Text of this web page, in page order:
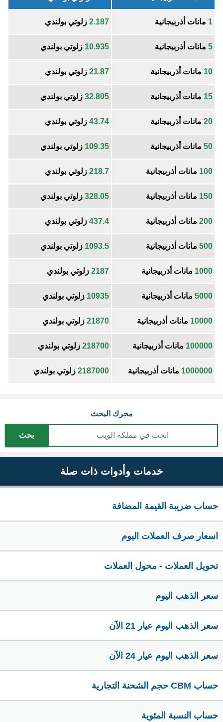
1 مانات أذربيجانية 2.187 زلوتي بولندي
5 مانات أذربيجانية 10.935 زلوتي بولندي
10 مانات أذربيجانية 21.87 زلوتي بولندي
15 مانات أذربيجانية 32.805 زلوتي بولندي
20 مانات أذربيجانية 43.74 زلوتي بولندي
50 مانات أذربيجانية 109.35 زلوتي بولندي
100 مانات أذربيجانية 218.7 زلوتي بولندي
150 مانات أذربيجانية 328.05 زلوتي بولندي
200 مانات أذربيجانية 437.4 زلوتي بولندي
500 مانات أذربيجانية 1093.5 زلوتي بولندي
1000 مانات أذربيجانية 2187 زلوتي بولندي
5000 مانات أذربيجانية 10935 زلوتي بولندي
10000 مانات أذربيجانية 21870 زلوتي بولندي
100000 مانات أذربيجانية 218700 زلوتي بولندي
1000000 مانات أذربيجانية 2187000 زلوتي بولندي
محرك البحث
بحث
خدمات وأدوات ذات صلة
حساب ضريبة القيمة المضافة
اسعار صرف العملات اليوم
تحويل العملات - محول العملات
سعر الذهب اليوم
سعر الذهب اليوم عيار 21 الآن
سعر الذهب اليوم عيار 24 الآن
حساب CBM حجم الشحنة التجارية
حساب النسبة المئوية